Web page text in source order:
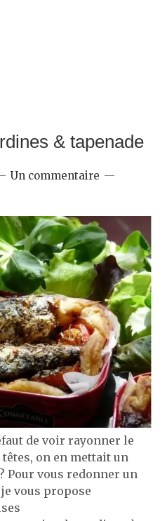
& tapenade
Un commentaire
de voir rayonner le
on en mettait un
Pour vous redonner un
je vous propose